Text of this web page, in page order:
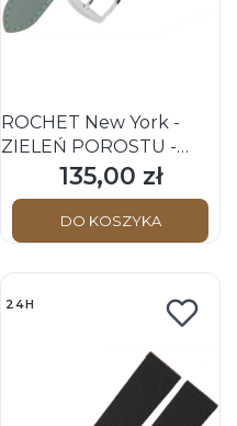
ROCHET New York -
ZIELEŃ POROSTU -
16mm - Skórzany pasek
do zegarka
Cena
135,00 zł
DO KOSZYKA
24H